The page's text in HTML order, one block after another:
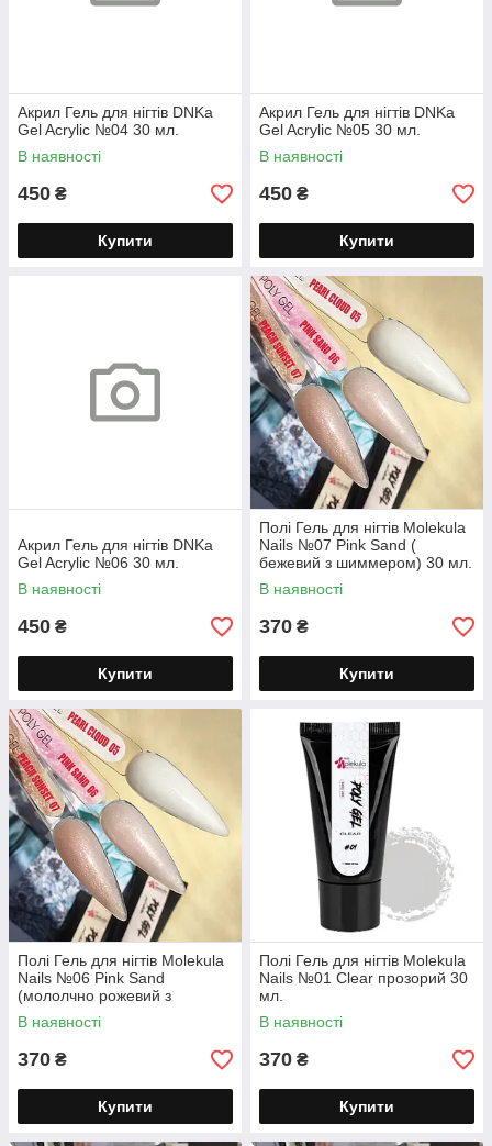
Акрил Гель для нігтів DNKa
Gel Acrylic №04 30 мл.
В наявності
450 ₴
Купити
Акрил Гель для нігтів DNKa
Gel Acrylic №05 30 мл.
В наявності
450 ₴
Купити
Акрил Гель для нігтів DNKa
Gel Acrylic №06 30 мл.
В наявності
450 ₴
Купити
Полі Гель для нігтів Molekula
Nails №07 Pink Sand (
бежевий з шиммером) 30 мл.
В наявності
370 ₴
Купити
Полі Гель для нігтів Molekula
Nails №06 Pink Sand
(мололчно рожевий з
шиммером) 30 мл.
В наявності
370 ₴
Купити
Полі Гель для нігтів Molekula
Nails №01 Clear прозорий 30
мл.
В наявності
370 ₴
Купити